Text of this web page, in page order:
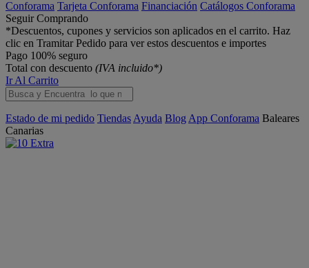
Conforama Tarjeta Conforama Financiación Catálogos Conforama
Seguir Comprando
*Descuentos, cupones y servicios son aplicados en el carrito. Haz
clic en Tramitar Pedido para ver estos descuentos e importes
Pago 100% seguro
Total con descuento (IVA incluido*)
Ir Al Carrito
Estado de mi pedido Tiendas Ayuda Blog App Conforama Baleares
Canarias